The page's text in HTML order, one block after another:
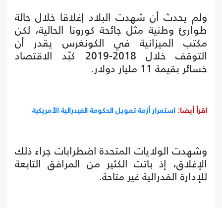
ولم يحدث أن شهدت البلاد إغلاقا خلال حالة
طوارئ وطنية مثل جائحة كورونا الحالية، لكن
مكتب الميزانية في الكونغرس يقدر أن
التوقف خلال 2018-2019 كبّد الاقتصاد
خسائر بقيمة 11 مليار دولار.
اقرأ أيضا: استمرار أزمة تمويل الحكومة الفيدرالية الأمريكية
وشهدت الولايات المتحدة اضطرابات جراء ذلك
الإغلاق، إذ باتت الكثير من المرافق التابعة
للإدارة الفدرالية غير متاحة.